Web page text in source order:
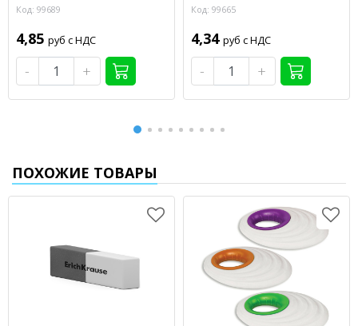
Код: 99689
4,85 руб с НДС
- +
Код: 99665
4,34 руб с НДС
- +
ПОХОЖИЕ ТОВАРЫ